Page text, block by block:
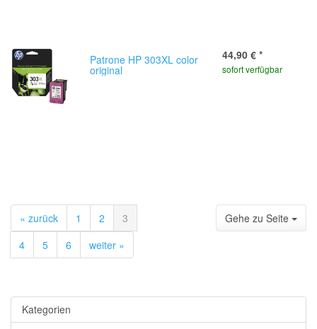
Patrone HP 303XL color
original
44,90 € *
sofort verfügbar
« zurück 1 2
3
4
5 6 weiter »
Gehe zu Seite
Kategorien